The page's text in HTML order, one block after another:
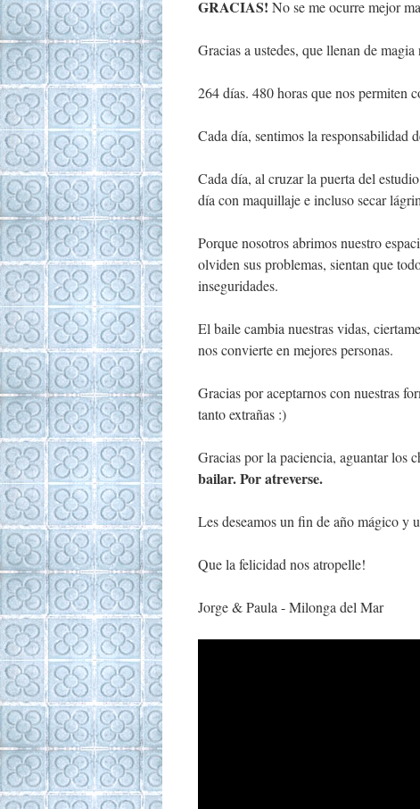
GRACIAS! No se me ocurre mejor
Gracias a ustedes, que llenan de magia
264 días. 480 horas que nos permiten
Cada día, sentimos la responsabilidad
Cada día, al cruzar la puerta del
día con maquillaje e incluso secar
Porque nosotros abrimos nuestro
olviden sus problemas, sientan que
inseguridades.
El baile cambia nuestras vidas,
nos convierte en mejores personas.
Gracias por aceptarnos con nuestras
tanto extrañas :)
Gracias por la paciencia, aguantar los
bailar. Por atreverse.
Les deseamos un fin de año mágico y
Que la felicidad nos atropelle!
Jorge & Paula - Milonga del Mar